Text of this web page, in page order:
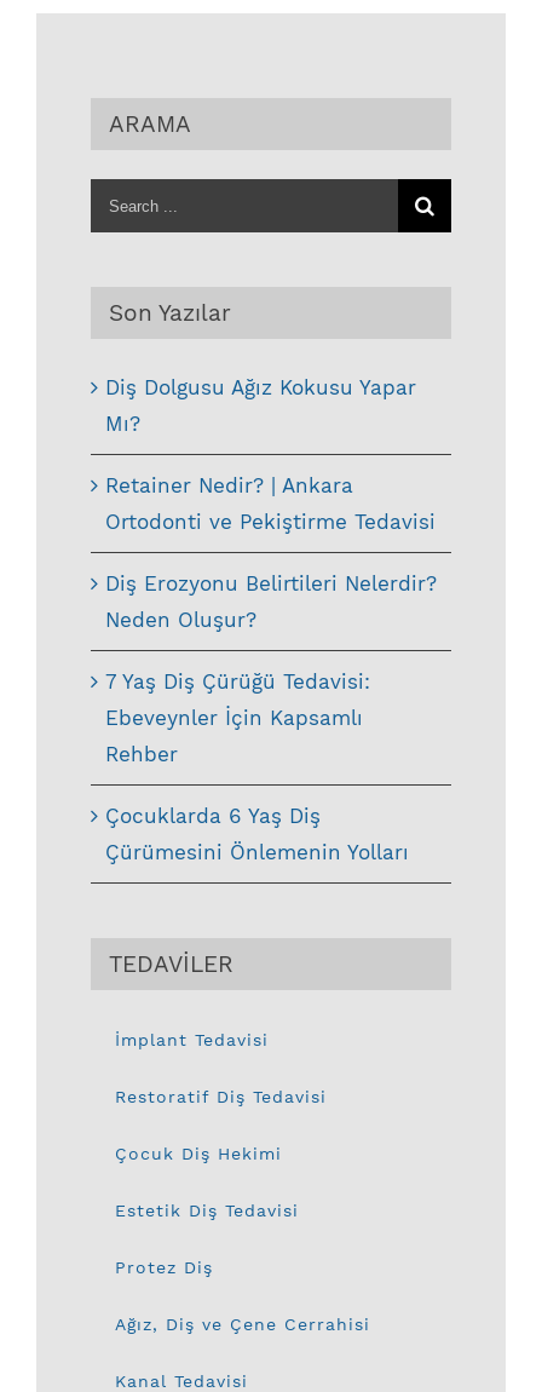
ARAMA
Search
for:
Son Yazılar
Diş Dolgusu Ağız Kokusu Yapar
Mı?
Retainer Nedir? | Ankara
Ortodonti ve Pekiştirme Tedavisi
Diş Erozyonu Belirtileri Nelerdir?
Neden Oluşur?
7 Yaş Diş Çürüğü Tedavisi:
Ebeveynler İçin Kapsamlı
Rehber
Çocuklarda 6 Yaş Diş
Çürümesini Önlemenin Yolları
TEDAVİLER
İmplant Tedavisi
Restoratif Diş Tedavisi
Çocuk Diş Hekimi
Estetik Diş Tedavisi
Protez Diş
Ağız, Diş ve Çene Cerrahisi
Kanal Tedavisi